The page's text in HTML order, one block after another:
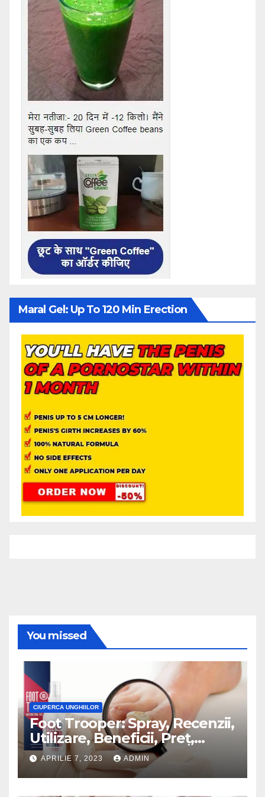
Maral Gel: Up To 120 Min Erection
You missed
CIUPERCA UNGHIILOR
Foot Trooper: Spray, Recenzii,
Utilizare, Beneficii, Preț,
Muncă!
APRILIE 7, 2023 ADMIN